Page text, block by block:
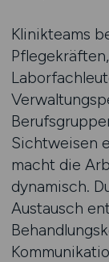
Klinikteams
Sichtweisen
macht die
dynamisch.
Austausch